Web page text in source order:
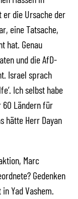
er die Ursache der
eine Tatsache,
hat. Genau
und die AfD-
Israel sprach
Ich selbst habe
60 Ländern für
hätte Herr Dayan
Marc
Gedenken
Yad Vashem.